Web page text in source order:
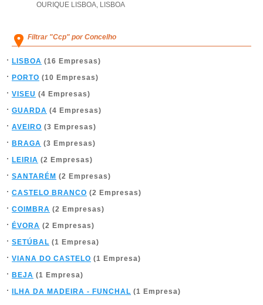
OURIQUE LISBOA, LISBOA
Filtrar "Ccp" por Concelho
LISBOA (16 Empresas)
PORTO (10 Empresas)
VISEU (4 Empresas)
GUARDA (4 Empresas)
AVEIRO (3 Empresas)
BRAGA (3 Empresas)
LEIRIA (2 Empresas)
SANTARÉM (2 Empresas)
CASTELO BRANCO (2 Empresas)
COIMBRA (2 Empresas)
ÉVORA (2 Empresas)
SETÚBAL (1 Empresa)
VIANA DO CASTELO (1 Empresa)
BEJA (1 Empresa)
ILHA DA MADEIRA - FUNCHAL (1 Empresa)